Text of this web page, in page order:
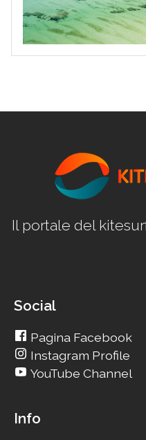
Il portale del
Social
Pagina Facebook
Instagram Profile
YouTube Channel
Info